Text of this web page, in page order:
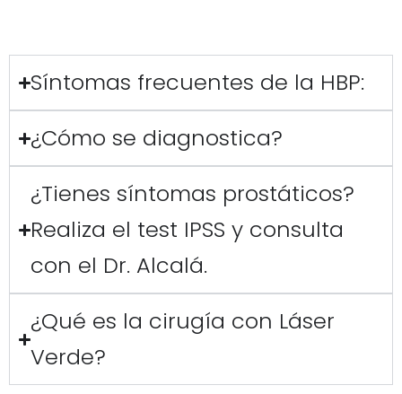
Síntomas frecuentes de la HBP:
¿Cómo se diagnostica?
¿Tienes síntomas prostáticos?
Realiza el test IPSS y consulta
con el Dr. Alcalá.
¿Qué es la cirugía con Láser
Verde?